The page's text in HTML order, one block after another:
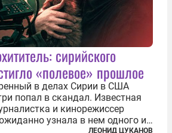
сирийского
«полевое» прошлое
в делах Сирии в США
попал в скандал. Известная
и кинорежиссер
узнала в нем одного из
ЛЕОНИД ЦУКАНОВ